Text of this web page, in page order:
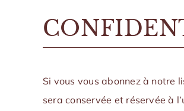
Si vous vous abonnez à notre
sera conservée et réservée à